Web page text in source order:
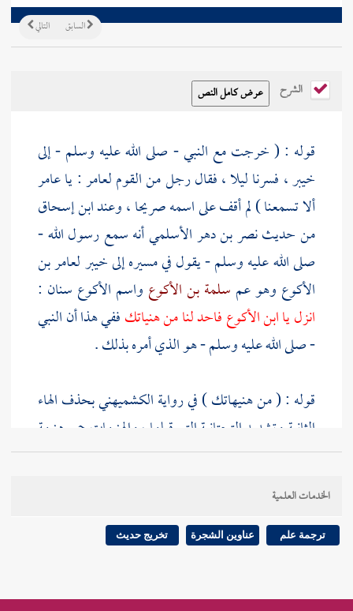
التالي السابق
الشرح
قوله : ( خرجت مع النبي - صلى الله عليه وسلم - إلى
خيبر، فسرنا ليلا ، فقال رجل من القوملعامر: ياعامر
ألا تسمعنا ) لم أقف على اسمه صريحا ، وعندابن إسحاق
من حديثنصر بن دهر الأسلميأنه سمع رسول الله -
صلى الله عليه وسلم - يقول في مسيره إلىخيبرلعامر بن
الأكوع وهو عم سلمة بن الأكوع واسم الأكوع سنان :
انزل ياابن الأكوعفاحد لنا من هنياتكففي هذا أن النبي
- صلى الله عليه وسلم - هو الذي أمره بذلك .
قوله : ( من هنيهاتك ) في روايةالكشميهنيبحذف الهاء
الثانية وتشديد التحتانية التي قبلها ، والهنيهات جمع هنيهة
وهي تصغير هنة كما قالوا في تصغير سنة سنيهة . ووقع في
الدعوات من وجه آخر عن
من هناتك " بغير تصغير .
الرجز من أقسام الشعر ؛ لأن الذي قالهعامرحينئذ من
الخدمات العلمية
ترجمة علم عناوين الشجرة تخريج حديث